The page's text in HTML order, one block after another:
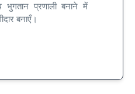
भुगतान प्रणाली बनाने में
बनाएँ।